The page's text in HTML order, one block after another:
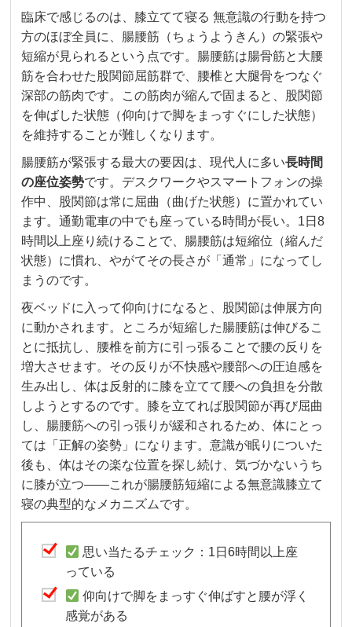
臨床で感じるのは、膝立てて寝る 無意識の行動を持つ
方のほぼ全員に、腸腰筋（ちょうようきん）の緊張や
短縮が見られるという点です。腸腰筋は腸骨筋と大腰
筋を合わせた股関節屈筋群で、腰椎と大腿骨をつなぐ
深部の筋肉です。この筋肉が縮んで固まると、股関節
を伸ばした状態（仰向けで脚をまっすぐにした状態）
を維持することが難しくなります。
腸腰筋が緊張する最大の要因は、現代人に多い長時間
の座位姿勢です。デスクワークやスマートフォンの操
作中、股関節は常に屈曲（曲げた状態）に置かれてい
ます。通勤電車の中でも座っている時間が長い。1日8
時間以上座り続けることで、腸腰筋は短縮位（縮んだ
状態）に慣れ、やがてその長さが「通常」になってし
まうのです。
夜ベッドに入って仰向けになると、股関節は伸展方向
に動かされます。ところが短縮した腸腰筋は伸びるこ
とに抵抗し、腰椎を前方に引っ張ることで腰の反りを
増大させます。その反りが不快感や腰部への圧迫感を
生み出し、体は反射的に膝を立てて腰への負担を分散
しようとするのです。膝を立てれば股関節が再び屈曲
し、腸腰筋への引っ張りが緩和されるため、体にとっ
ては「正解の姿勢」になります。意識が眠りについた
後も、体はその楽な位置を探し続け、気づかないうち
に膝が立つ——これが腸腰筋短縮による無意識膝立て
寝の典型的なメカニズムです。
思い当たるチェック：1日6時間以上座
っている
仰向けで脚をまっすぐ伸ばすと腰が浮く
感覚がある